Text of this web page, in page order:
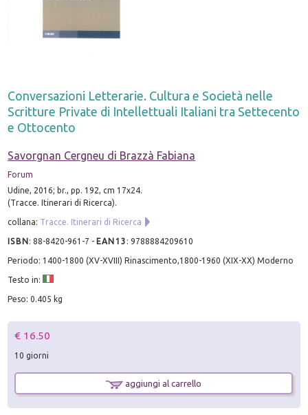
Conversazioni Letterarie. Cultura e Società nelle
Scritture Private di Intellettuali Italiani tra Settecento
e Ottocento
Savorgnan Cergneu di Brazzà Fabiana
Forum
Udine, 2016; br., pp. 192, cm 17x24.
(Tracce. Itinerari di Ricerca).
collana: Tracce. Itinerari di Ricerca
ISBN:88-8420-961-7 - EAN13 :9788884209610
Periodo: 1400-1800 (XV-XVIII) Rinascimento,1800-1960 (XIX-XX) Moderno
Testo in:
Peso: 0.405 kg
€ 16.50
10 giorni
aggiungi al carrello